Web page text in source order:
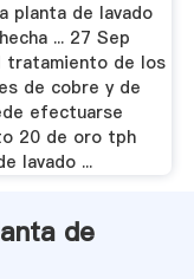
planta de lavado
... 27 Sep
tratamiento de los
de cobre y de
efectuarse
20 de oro tph
lavado ...
de